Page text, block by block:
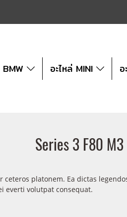
อะไหล่ MINI
Series 3 F80 M3
platonem. Ea dictas
everti volutpat consequat.